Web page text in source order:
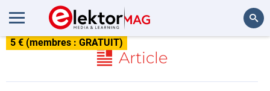
5 € (membres : GRATUIT)
Article